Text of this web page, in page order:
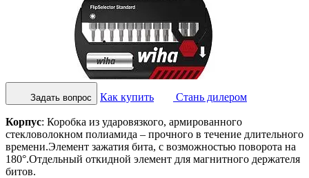
Задать вопрос Как купить Стань дилером
Корпус: Коробка из ударовязкого, армированного
стекловолокном полиамида – прочного в течение длительного
времени.Элемент зажатия бита, с возможностью поворота на
180°.Отдельный откидной элемент для магнитного держателя
битов.